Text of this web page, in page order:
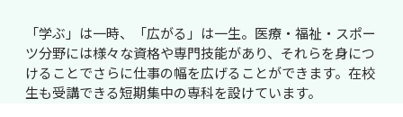
「学ぶ」は一時、「広がる」は一生。医療・福祉・スポー
ツ分野には様々な資格や専門技能があり、それらを身につ
けることでさらに仕事の幅を広げることができます。在校
生も受講できる短期集中の専科を設けています。